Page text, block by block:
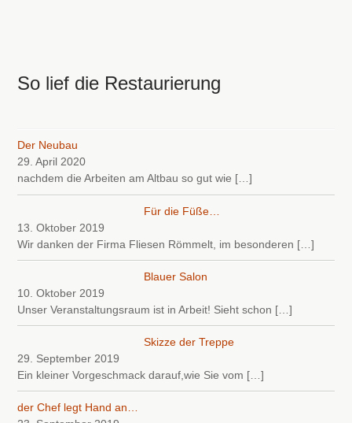
So lief die Restaurierung
Der Neubau
29. April 2020
nachdem die Arbeiten am Altbau so gut wie […]
Für die Füße…
13. Oktober 2019
Wir danken der Firma Fliesen Römmelt, im besonderen […]
Blauer Salon
10. Oktober 2019
Unser Veranstaltungsraum ist in Arbeit! Sieht schon […]
Skizze der Treppe
29. September 2019
Ein kleiner Vorgeschmack darauf,wie Sie vom […]
der Chef legt Hand an…